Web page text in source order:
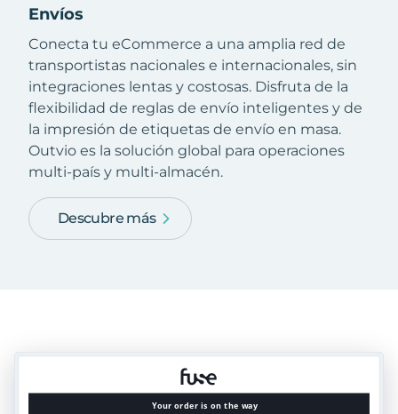
Envíos
Conecta tu eCommerce a una amplia red de
transportistas nacionales e internacionales, sin
integraciones lentas y costosas. Disfruta de la
flexibilidad de reglas de envío inteligentes y de
la impresión de etiquetas de envío en masa.
Outvio es la solución global para operaciones
multi-país y multi-almacén.
Descubre más